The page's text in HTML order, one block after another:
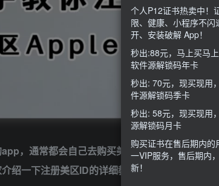
，通常都会自己去购买美区ID，然而其实自己
绍一下注册美区ID的详细教程
个人P12证书热卖中！
限、健康、小程序不闪
开、安装破解 App！
秒出:88元，马上买马
软件源解锁码年卡
秒出: 70元，现买现用
件源解锁码季卡
秒出: 58元，现买现用
源解锁码月卡
购买证书在售后期内
一VIP服务，售后期内
新！